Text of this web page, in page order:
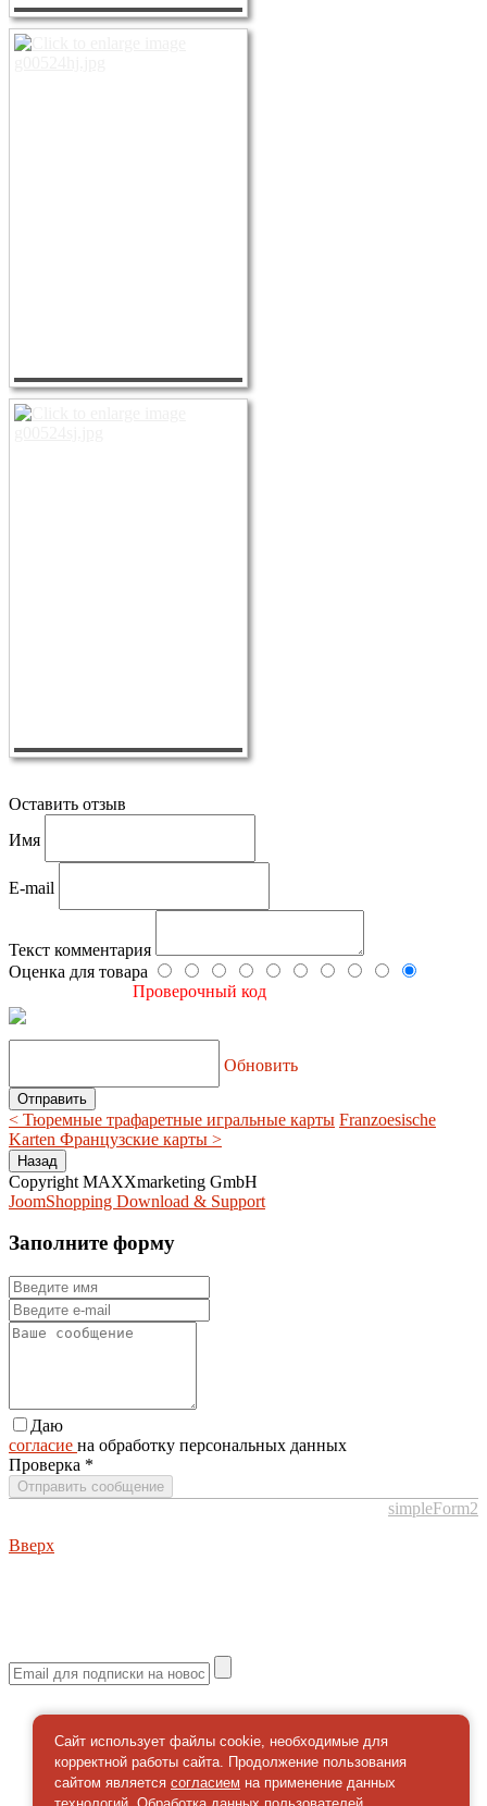
Оставить отзыв
Имя
E-mail
Текст комментария
Оценка для товара
Проверочный код
Обновить
< Тюремные трафаретные игральные карты Franzoesische
Karten Французские карты >
Copyright MAXXmarketing GmbH
JoomShopping Download & Support
Заполните форму
Даю
согласие на обработку персональных данных
Проверка *
Отправить сообщение
simpleForm2
Вверх
Сайт использует файлы cookie, необходимые для
корректной работы сайта. Продолжение пользования
сайтом является согласием на применение данных